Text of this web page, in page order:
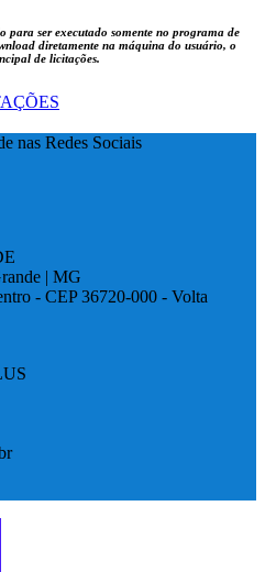
para ser executado somente no programa de
diretamente na máquina do usuário, o
de licitações.
nas Redes Sociais
| MG
- CEP 36720-000 - Volta